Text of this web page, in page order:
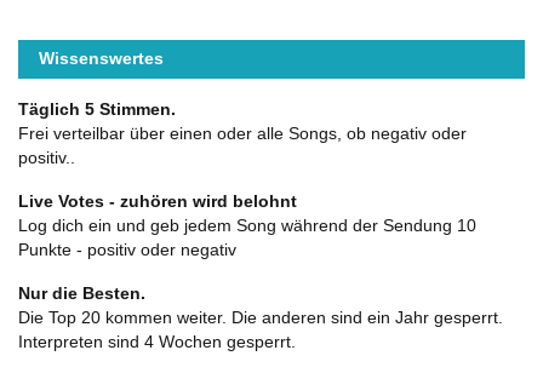
Wissenswertes
Täglich 5 Stimmen.
Frei verteilbar über einen oder alle Songs, ob negativ oder
positiv..
Live Votes - zuhören wird belohnt
Log dich ein und geb jedem Song während der Sendung 10
Punkte - positiv oder negativ
Nur die Besten.
Die Top 20 kommen weiter. Die anderen sind ein Jahr gesperrt.
Interpreten sind 4 Wochen gesperrt.